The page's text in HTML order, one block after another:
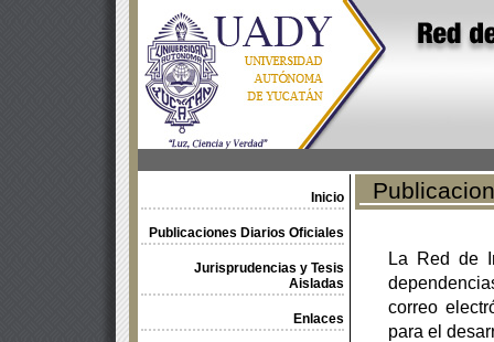
Inicio
Publicaciones Diarios Oficiales
Jurisprudencias y Tesis
Aisladas
Enlaces
La Red de
correo
para el